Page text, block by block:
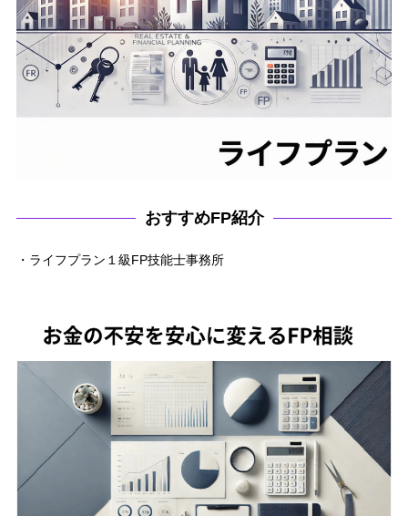
おすすめFP紹介
・ライフプラン１級FP技能士事務所